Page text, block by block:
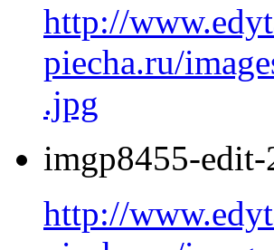
http://
piecha.ru/
.jpg
imgp8455-
http://